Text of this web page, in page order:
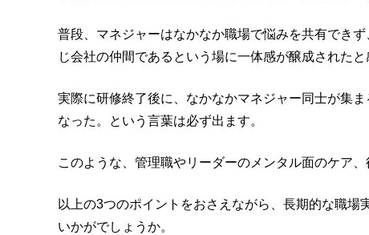
普段、マネジャーはなかなか職場で悩みを共有でき
じ会社の仲間であるという場に一体感が醸成されたと
実際に研修終了後に、なかなかマネジャー同士が集
なった。という言葉は必ず出ます。
このような、管理職やリーダーのメンタル面のケア
以上の3つのポイントをおさえながら、長期的な職
いかがでしょうか。